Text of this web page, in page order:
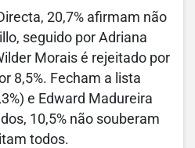
20,7% afirmam não
seguido por Adriana
Morais é rejeitado por
8,5%. Fecham a lista
e Edward Madureira
10,5% não souberam
todos.